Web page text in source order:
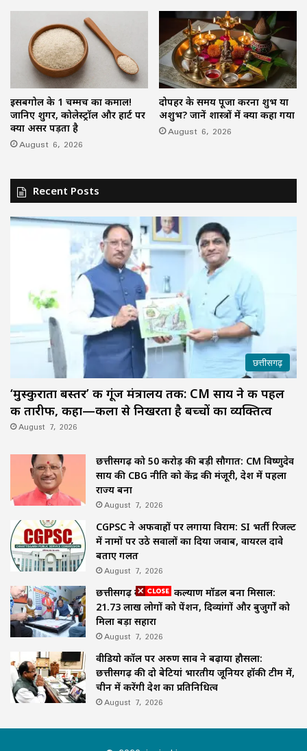
इसबगोल के 1 चम्मच का कमाल!
जानिए शुगर, कोलेस्ट्रॉल और हार्ट पर
क्या असर पड़ता है
August 6, 2026
दोपहर के समय पूजा करना शुभ या
अशुभ? जानें शास्त्रों में क्या कहा गया
August 6, 2026
Recent Posts
छत्तीसगढ़
‘मुस्कुराता बस्तर’ की गूंज मंत्रालय तक: CM साय ने की पहल
की तारीफ, कहा—कला से निखरता है बच्चों का व्यक्तित्व
August 7, 2026
छत्तीसगढ़ को 50 करोड़ की बड़ी सौगात: CM विष्णुदेव
साय की CBG नीति को केंद्र की मंजूरी, देश में पहला
राज्य बना
August 7, 2026
CGPSC ने अफवाहों पर लगाया विराम: SI भर्ती रिजल्ट
में नामों पर उठे सवालों का दिया जवाब, वायरल दावे
बताए गलत
August 7, 2026
छत्तीसगढ़ का समाज कल्याण मॉडल बना मिसाल:
21.73 लाख लोगों को पेंशन, दिव्यांगों और बुजुर्गों को
मिला बड़ा सहारा
August 7, 2026
वीडियो कॉल पर अरुण साव ने बढ़ाया हौसला:
छत्तीसगढ़ की दो बेटियां भारतीय जूनियर हॉकी टीम में,
चीन में करेंगी देश का प्रतिनिधित्व
August 7, 2026